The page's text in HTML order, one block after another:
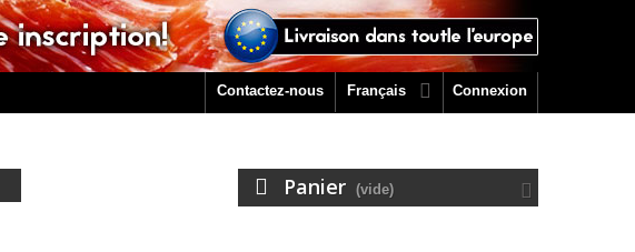
Connexion
Français
Contactez-nous
Panier (vide)